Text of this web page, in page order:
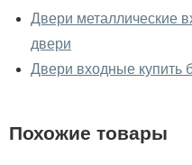
Да, можно посмотреть
фирменном салоне-
Да, у нас большой выбор
Двери металлические
двери
Двери входные купить
Похожие товары